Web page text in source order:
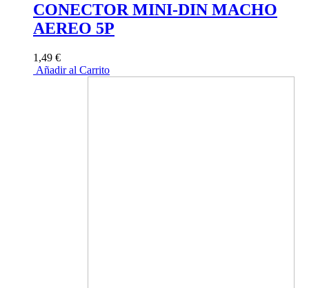
CONECTOR MINI-DIN MACHO
AEREO 5P
1,49 €
Añadir al Carrito